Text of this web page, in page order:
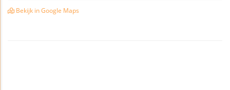
Bekijk in Google Maps